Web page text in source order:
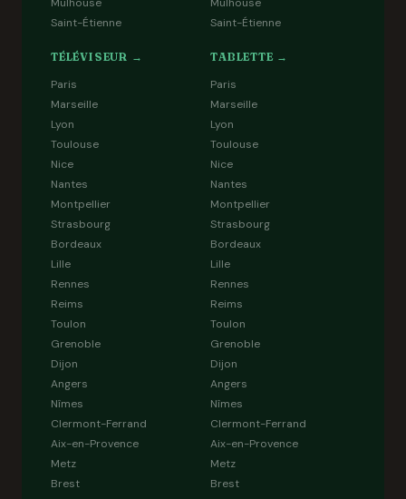
Saint-Étienne
Saint-Étienne
TÉLÉVISEUR →
Paris
Marseille
Lyon
Toulouse
Nice
Nantes
Montpellier
Strasbourg
Bordeaux
Lille
Rennes
Reims
Toulon
Grenoble
Dijon
Angers
Nîmes
Clermont-Ferrand
Aix-en-Provence
Metz
Brest
TABLETTE →
Paris
Marseille
Lyon
Toulouse
Nice
Nantes
Montpellier
Strasbourg
Bordeaux
Lille
Rennes
Reims
Toulon
Grenoble
Dijon
Angers
Nîmes
Clermont-Ferrand
Aix-en-Provence
Metz
Brest